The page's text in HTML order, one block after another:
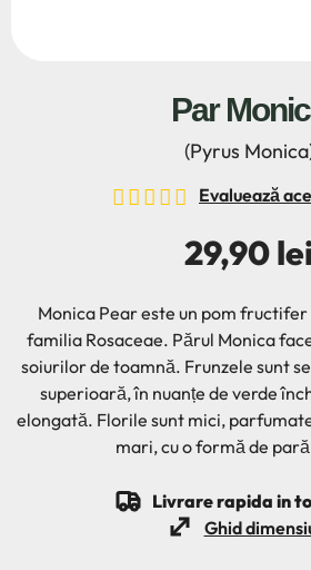
Par
(Pyrus
Evaluează
29,90 lei
Monica Pear este un pom
familia Rosaceae. Părul Monica
soiurilor de toamnă. Frunzele sunt
superioară, în nuanțe de verde
elongată. Florile sunt mici,
mari, cu o formă de
Livrare rapida in
Ghid